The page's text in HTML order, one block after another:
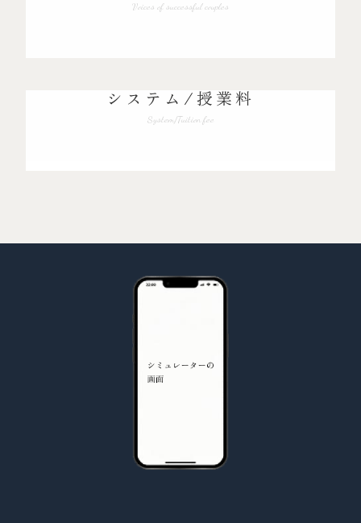
Voices of successful couples
システム/授業料
System/Tuition fee